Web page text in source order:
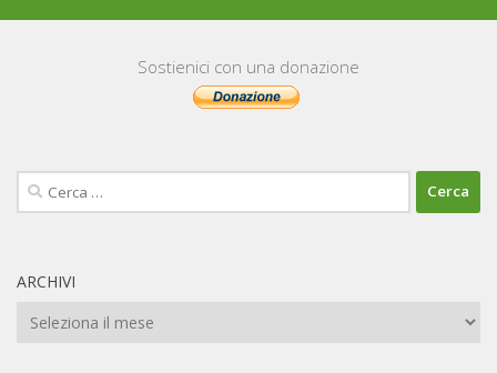
Sostienici con una donazione
Ricerca
per:
ARCHIVI
Archivi